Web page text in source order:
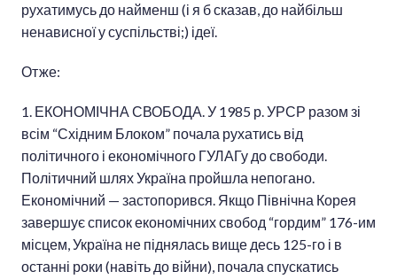
рухатимусь до найменш (і я б сказав, до найбільш
ненависної у суспільстві;) ідеї.
Отже:
1. ЕКОНОМІЧНА СВОБОДА. У 1985 р. УРСР разом зі
всім “Східним Блоком” почала рухатись від
політичного і економічного ГУЛАГу до свободи.
Політичний шлях Україна пройшла непогано.
Економічний — застопорився. Якщо Північна Корея
завершує список економічних свобод “гордим” 176-им
місцем, Україна не піднялась вище десь 125-го і в
останні роки (навіть до війни), почала спускатись